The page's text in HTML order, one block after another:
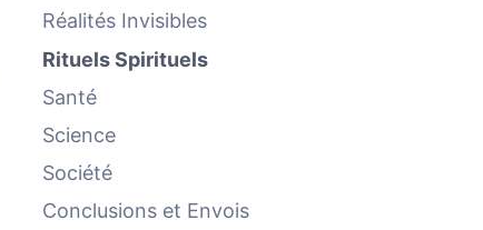
Réalités Invisibles
Rituels Spirituels
Santé
Science
Société
Conclusions et Envois